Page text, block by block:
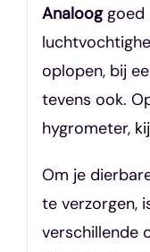
Analooggoed
oplopen, bij
tevens ook.
hygrometer,
Om je
te verzorgen,
verschillende